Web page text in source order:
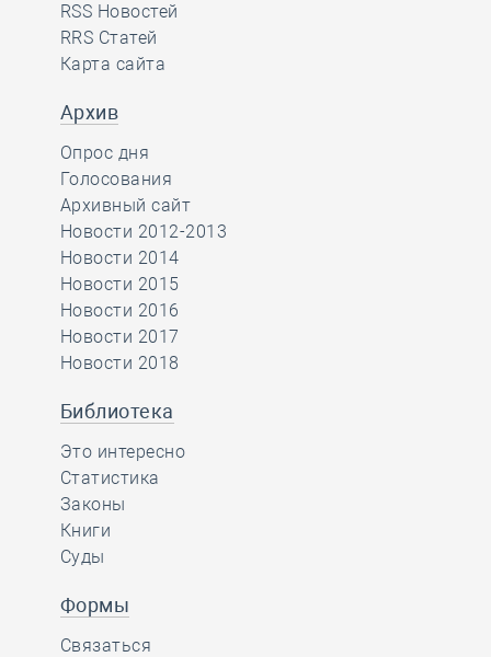
RSS Новостей
RRS Статей
Карта сайта
Архив
Опрос дня
Голосования
Архивный сайт
Новости 2012-2013
Новости 2014
Новости 2015
Новости 2016
Новости 2017
Новости 2018
Библиотека
Это интересно
Статистика
Законы
Книги
Суды
Формы
Связаться